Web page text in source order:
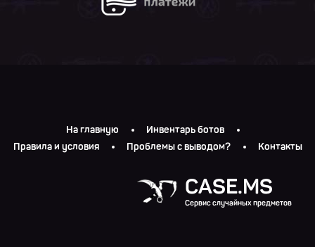
На главную
Инвентарь ботов
Правила и условия
Проблемы с выводом? Контакты
CASE.MS
Сервис случайных предметов